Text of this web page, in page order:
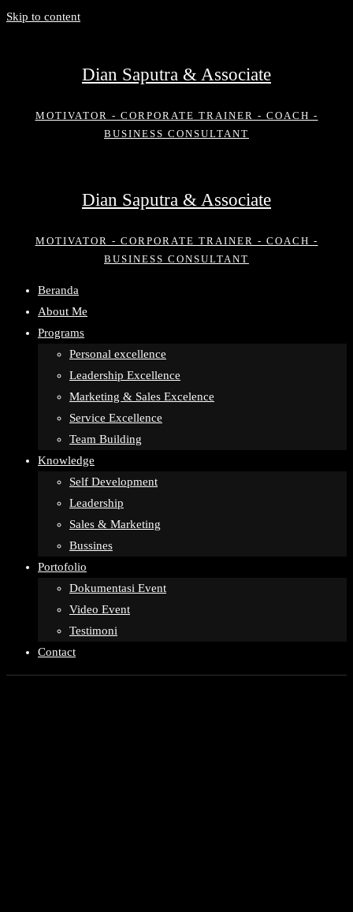
Skip to content
Dian Saputra & Associate
MOTIVATOR - CORPORATE TRAINER - COACH -
BUSINESS CONSULTANT
Dian Saputra & Associate
MOTIVATOR - CORPORATE TRAINER - COACH -
BUSINESS CONSULTANT
Beranda
About Me
Programs
Personal excellence
Leadership Excellence
Marketing & Sales Excelence
Service Excellence
Team Building
Knowledge
Self Development
Leadership
Sales & Marketing
Bussines
Portofolio
Dokumentasi Event
Video Event
Testimoni
Contact